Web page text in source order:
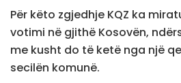
Për këto zgjedhje KQZ ka
votimi në gjithë Kosovën,
me kusht do të ketë nga një
secilën komunë.